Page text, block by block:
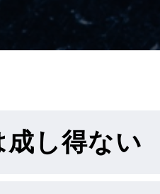
し得ない